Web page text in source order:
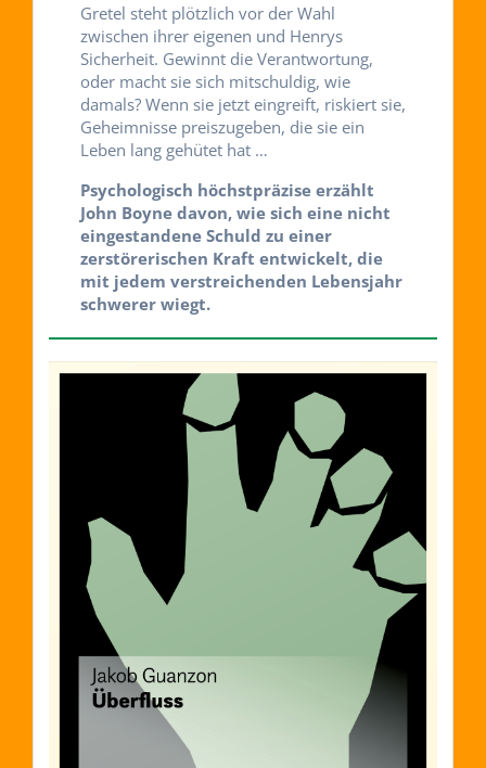
Gretel steht plötzlich vor der Wahl
zwischen ihrer eigenen und Henrys
Sicherheit. Gewinnt die Verantwortung,
oder macht sie sich mitschuldig, wie
damals? Wenn sie jetzt eingreift, riskiert sie,
Geheimnisse preiszugeben, die sie ein
Leben lang gehütet hat …
Psychologisch höchstpräzise erzählt
John Boyne davon, wie sich eine nicht
eingestandene Schuld zu einer
zerstörerischen Kraft entwickelt, die
mit jedem verstreichenden Lebensjahr
schwerer wiegt.